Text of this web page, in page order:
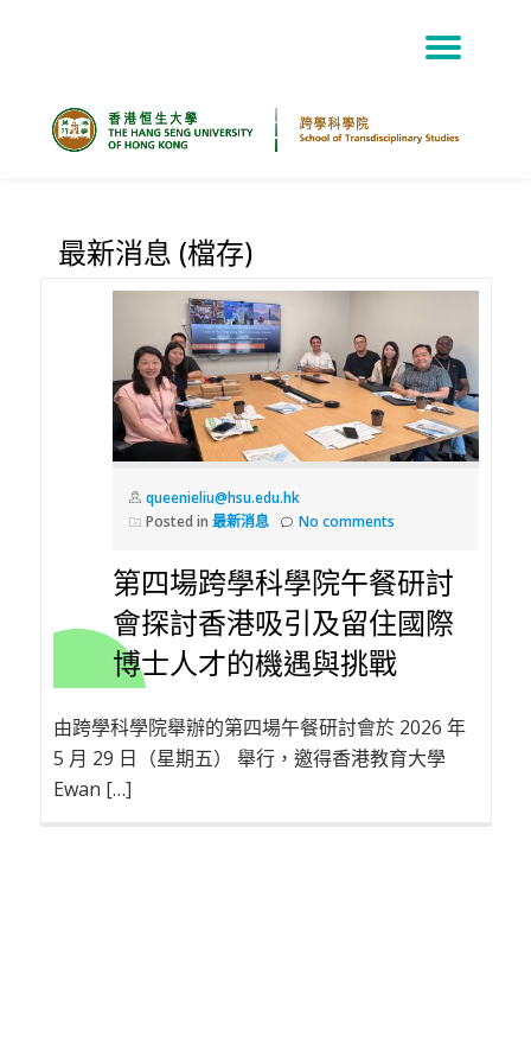
最新消息 (檔存)
queenieliu@hsu.edu.hk
Posted in 最新消息 No comments
第四場跨學科學院午餐研討
會探討香港吸引及留住國際
博士人才的機遇與挑戰
由跨學科學院舉辦的第四場午餐研討會於 2026 年
5 月 29 日（星期五） 舉行，邀得香港教育大學
Ewan […]